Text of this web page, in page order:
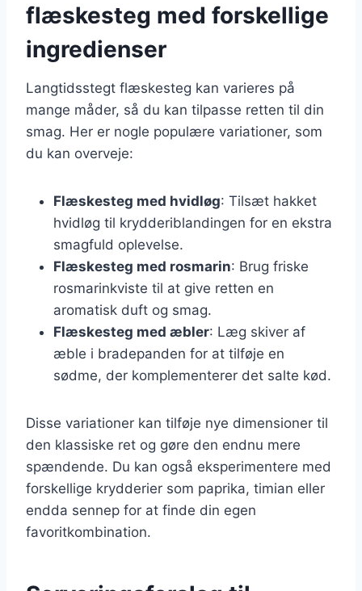
flæskesteg med forskellige
ingredienser
Langtidsstegt flæskesteg kan varieres på
mange måder, så du kan tilpasse retten til din
smag. Her er nogle populære variationer, som
du kan overveje:
Flæskesteg med hvidløg: Tilsæt hakket
hvidløg til krydderiblandingen for en ekstra
smagfuld oplevelse.
Flæskesteg med rosmarin: Brug friske
rosmarinkviste til at give retten en
aromatisk duft og smag.
Flæskesteg med æbler: Læg skiver af
æble i bradepanden for at tilføje en
sødme, der komplementerer det salte kød.
Disse variationer kan tilføje nye dimensioner til
den klassiske ret og gøre den endnu mere
spændende. Du kan også eksperimentere med
forskellige krydderier som paprika, timian eller
endda sennep for at finde din egen
favoritkombination.